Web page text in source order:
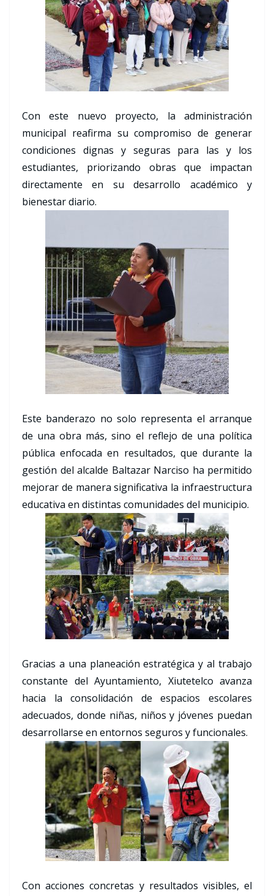
Con este nuevo proyecto, la administración
municipal reafirma su compromiso de generar
condiciones dignas y seguras para las y los
estudiantes, priorizando obras que impactan
directamente en su desarrollo académico y
bienestar diario.
Este banderazo no solo representa el arranque
de una obra más, sino el reflejo de una política
pública enfocada en resultados, que durante la
gestión del alcalde Baltazar Narciso ha permitido
mejorar de manera significativa la infraestructura
educativa en distintas comunidades del municipio.
Gracias a una planeación estratégica y al trabajo
constante del Ayuntamiento, Xiutetelco avanza
hacia la consolidación de espacios escolares
adecuados, donde niñas, niños y jóvenes puedan
desarrollarse en entornos seguros y funcionales.
Con acciones concretas y resultados visibles, el